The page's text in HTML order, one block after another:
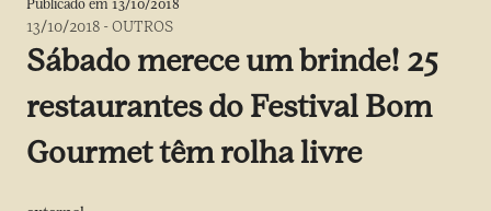
Publicado em 13/10/2018
13/10/2018 -OUTROS
Sábado merece um brinde! 25
restaurantes do Festival Bom
Gourmet têm rolha livre